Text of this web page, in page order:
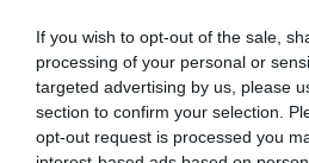
If you wish to opt-out of the sale,
processing of your personal or
targeted advertising by us, please
section to confirm your selection.
opt-out request is processed you
D’autant plus que la Chine, est
potentielle en ce premier quart du
lorsque nous savons que l’empire du
russes pour produire un bi réacteur
ressemblant au 787 Dreamliner et